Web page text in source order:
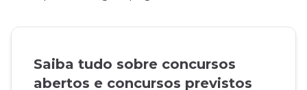
Saiba tudo sobre concursos
abertos e concursos previstos